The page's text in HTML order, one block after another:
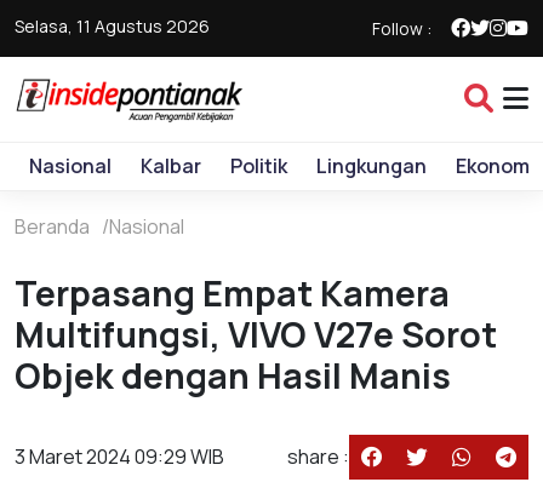
Selasa, 11 Agustus 2026 Follow :
Nasional Kalbar Politik Lingkungan Ekonomi
Beranda Nasional
Terpasang Empat Kamera
Multifungsi, VIVO V27e Sorot
Objek dengan Hasil Manis
3 Maret 2024 09:29 WIB share :